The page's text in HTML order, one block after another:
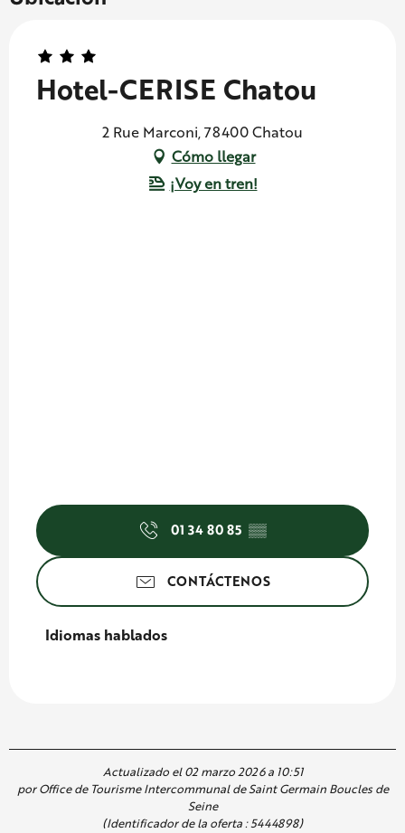
Hotel-CERISE Chatou
2 Rue Marconi, 78400 Chatou
Cómo llegar
¡Voy en tren!
01 34 80 85 ▒▒
CONTÁCTENOS
Idiomas hablados
Idiomas hablados
Actualizado el 02 marzo 2026 a 10:51
por Office de Tourisme Intercommunal de Saint Germain Boucles de
Seine
(Identificador de la oferta :5444898)